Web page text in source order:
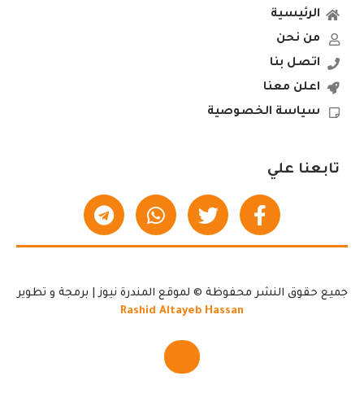
الرئيسية
من نحن
اتصل بنا
اعلن معنا
سياسة الخصوصية
تابعنا علي
جميع حقوق النشر محفوظة © لموقع المندرة نيوز | برمجة و تطوير
Rashid Altayeb Hassan